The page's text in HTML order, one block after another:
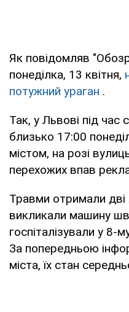
Як повідомляв
понеділка, 13 квітня,
потужний ураган .
Так, у Львові під час
близько 17:00
містом, на розі
перехожих впав
Травми отримали
викликали машину
госпіталізували у 8-
За попередньою
міста, їх стан